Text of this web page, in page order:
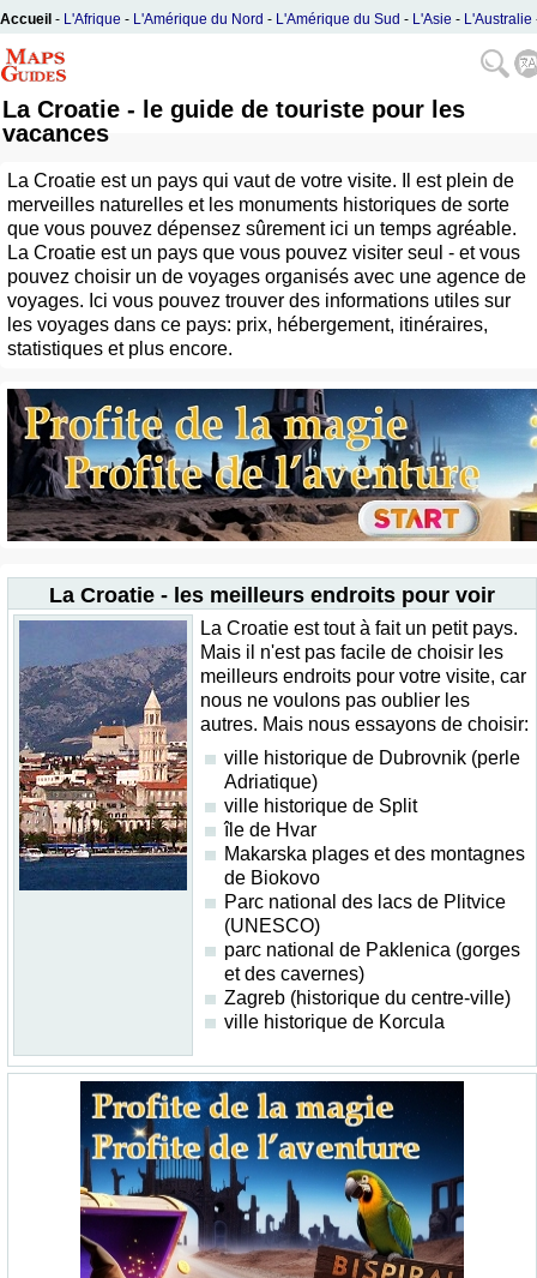
Accueil - L'Afrique - L'Amérique du Nord - L'Amérique du Sud - L'Asie - L'Australie
La Croatie - le guide de touriste pour les
vacances
La Croatie est un pays qui vaut de votre visite. Il est plein de
merveilles naturelles et les monuments historiques de sorte
que vous pouvez dépensez sûrement ici un temps agréable.
La Croatie est un pays que vous pouvez visiter seul - et vous
pouvez choisir un de voyages organisés avec une agence de
voyages. Ici vous pouvez trouver des informations utiles sur
les voyages dans ce pays: prix, hébergement, itinéraires,
statistiques et plus encore.
La Croatie - les meilleurs endroits pour voir
La Croatie est tout à fait un petit pays.
Mais il n'est pas facile de choisir les
meilleurs endroits pour votre visite, car
nous ne voulons pas oublier les
autres. Mais nous essayons de choisir:
ville historique de Dubrovnik (perle
Adriatique)
ville historique de Split
île de Hvar
Makarska plages et des montagnes
de Biokovo
Parc national des lacs de Plitvice
(UNESCO)
parc national de Paklenica (gorges
et des cavernes)
Zagreb (historique du centre-ville)
ville historique de Korcula